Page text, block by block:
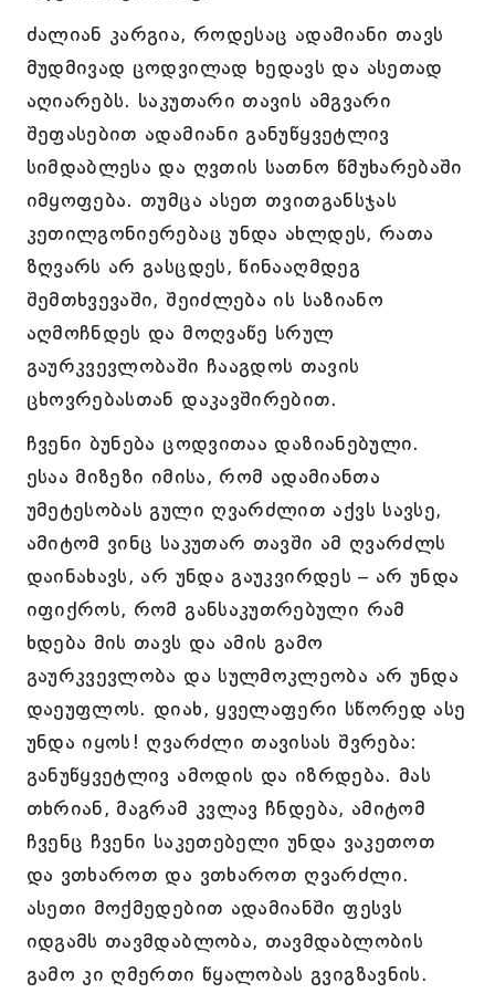
ძალიან კარგია, როდესაც ადამიანი თავს
მუდმივად ცოდვილად ხედავს და ასეთად
აღიარებს. საკუთარი თავის ამგვარი
შეფასებით ადამიანი განუწყვეტლივ
სიმდაბლესა და ღვთის სათნო წმუხარებაში
იმყოფება. თუმცა ასეთ თვითგანსჯას
კეთილგონიერებაც უნდა ახლდეს, რათა
ზღვარს არ გასცდეს, წინააღმდეგ
შემთხვევაში, შეიძლება ის საზიანო
აღმოჩნდეს და მოღვაწე სრულ
გაურკვევლობაში ჩააგდოს თავის
ცხოვრებასთან დაკავშირებით.
ჩვენი ბუნება ცოდვითაა დაზიანებული.
ესაა მიზეზი იმისა, რომ ადამიანთა
უმეტესობას გული ღვარძლით აქვს სავსე,
ამიტომ ვინც საკუთარ თავში ამ ღვარძლს
დაინახავს, არ უნდა გაუკვირდეს – არ უნდა
იფიქროს, რომ განსაკუთრებული რამ
ხდება მის თავს და ამის გამო
გაურკვევლობა და სულმოკლეობა არ უნდა
დაეუფლოს. დიახ, ყველაფერი სწორედ ასე
უნდა იყოს! ღვარძლი თავისას შვრება:
განუწყვეტლივ ამოდის და იზრდება. მას
თხრიან, მაგრამ კვლავ ჩნდება, ამიტომ
ჩვენც ჩვენი საკეთებელი უნდა ვაკეთოთ
და ვთხაროთ და ვთხაროთ ღვარძლი.
ასეთი მოქმედებით ადამიანში ფესვს
იდგამს თავმდაბლობა, თავმდაბლობის
გამო კი ღმერთი წყალობას გვიგზავნის.